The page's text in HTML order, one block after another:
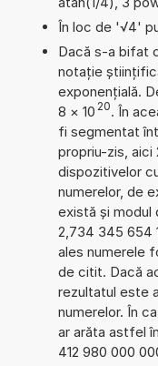
În loc de '√4'
Dacă s-a bifat
notație
exponențială.
8 × 10 20. În
fi segmentat
propriu-zis, aici
dispozitivelor
numerelor, de
există și modul
2,734 345 654
ales numerele
de citit. Dacă
rezultatul este
numerelor. În
ar arăta astfel
412 980 000